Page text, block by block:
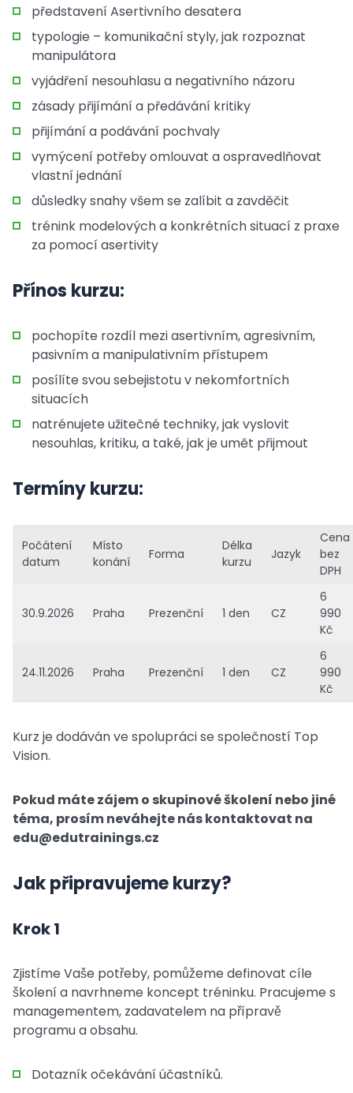
představení Asertivního desatera
typologie – komunikační styly, jak rozpoznat
manipulátora
vyjádření nesouhlasu a negativního názoru
zásady přijímání a předávání kritiky
přijímání a podávání pochvaly
vymýcení potřeby omlouvat a ospravedlňovat
vlastní jednání
důsledky snahy všem se zalíbit a zavděčit
trénink modelových a konkrétních situací z praxe
za pomocí asertivity
Přínos kurzu:
pochopíte rozdíl mezi asertivním, agresivním,
pasivním a manipulativním přístupem
posílíte svou sebejistotu v nekomfortních
situacích
natrénujete užitečné techniky, jak vyslovit
nesouhlas, kritiku, a také, jak je umět přijmout
Termíny kurzu:
Počátení
datum
Místo
konání
Forma
Délka
kurzu
Jazyk
Cena
bez
DPH
30.9.2026 Praha Prezenční 1 den CZ
6
990
Kč
24.11.2026 Praha Prezenční 1 den CZ
6
990
Kč
Kurz je dodáván ve spolupráci se společností Top
Vision.
Pokud máte zájem o skupinové školení nebo jiné
téma, prosím neváhejte nás kontaktovat na
edu@edutrainings.cz
Jak připravujeme kurzy?
Krok 1
Zjistíme Vaše potřeby, pomůžeme definovat cíle
školení a navrhneme koncept tréninku. Pracujeme s
managementem, zadavatelem na přípravě
programu a obsahu.
Dotazník očekávání účastníků.